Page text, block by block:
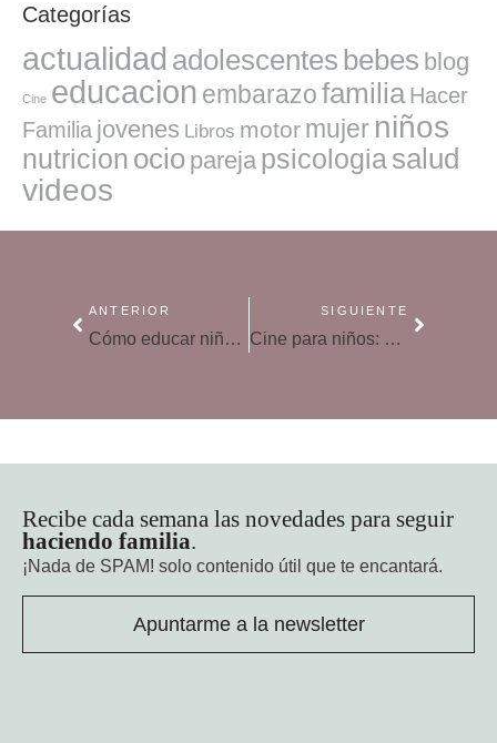
Categorías
actualidad adolescentes bebes blog
Cine educacion embarazofamilia Hacer
Familia jovenes Libros motor mujer niños
nutricion ocio pareja psicologiasalud
videos
ANTERIOR
Cómo educar niños colaboradores y serviciales
SIGUIENTE
Cine para niños: «Capitán Diente de sable y el tesoro de Lama Rama»
Recibe cada semana las novedades para seguir
haciendo familia.
¡Nada de SPAM! solo contenido útil que te encantará.
Apuntarme a la newsletter